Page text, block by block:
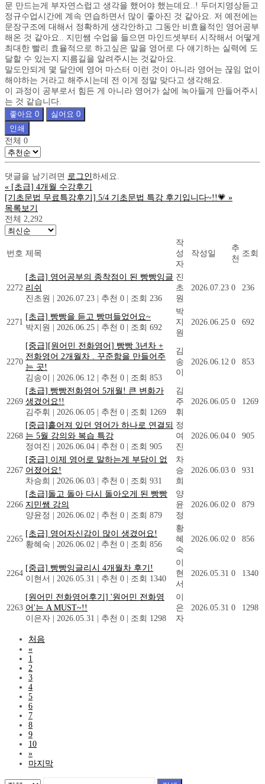
문 만드는게 부자연스럽고 생각을 했어야 했는데요..! 두더지영상듣고
정규수업시간에 계속 연습하면서 많이 좋아진 것 같아요. 저 예전에는
문장구조에 대해서 정확하게 생각안하고 그동안 비효율적인 영어공부
해온 것 같아요.. 지민쌤 수업을 들으면 마인드셋부터 시작해서 어떻게
최대한 빨리 효율적으로 하고싶은 말을 영어로 다 얘기하는 실력에 도
달할 수 있는지 지름길을 알려주시는 것같아요.
말도안되게 몇 달안에 영어 마스터 이런 것이 아니라 영어는 끊임 없이
해야하는 거라고 해주시는데 전 이게 정말 맞다고 생각해요.
이 과정이 공부로서 힘든 게 아니라 영어가 삶에 녹아들게 만들어주시
는 것 같습니다.
좋아요 0 싫어요 0
인쇄
전체 0
댓글을 남기려면 로그인하세요.
« [초급] 4개월 수강후기
[기초문법 무료특강후기] 5/4 기초문법 특강 후기입니다~!!💗 »
목록보기
전체 2,292
번호 제목
작
성
자
작성일
추
천
조회
2272
[초급] 영어공부의 종착점이 된 빵빵잉글
리쉬
진초원 | 2026.07.23 | 추천 0 | 조회 236
진
초
원
2026.07.23 0 236
2271
[초급] 빵빵을 듣고 빵며들었어요~
박지원 | 2026.06.25 | 추천 0 | 조회 692
박
지
원
2026.06.25 0 692
2270
[중급][원어민 전화영어] 빵빵 3년차 +
전화영어 2개월차 . 꾸준함을 만들어주
는 곳!
김송이 | 2026.06.12 | 추천 0 | 조회 853
김
송
이
2026.06.12 0 853
2269
[초급] 빵빵전화영어 5개월! 큰 변화가
생겼어요!!
김주휘 | 2026.06.05 | 추천 0 | 조회 1269
김
주
휘
2026.06.05 0 1269
2268
[중급]흩어져 있던 영어가 하나로 연결되
는 5월 강의와 복습 특강
정여진 | 2026.06.04 | 추천 0 | 조회 905
정
여
진
2026.06.04 0 905
2267
[중급] 이제 영어로 말하는게 부담이 없
어졌어요!
차승희 | 2026.06.03 | 추천 0 | 조회 931
차
승
희
2026.06.03 0 931
2266
[초급]돌고 돌아 다시 돌아오게 된 빵빵
지민쌤 강의
양윤정 | 2026.06.02 | 추천 0 | 조회 879
양
윤
정
2026.06.02 0 879
2265
[초급] 영어자신감이 많이 생겼어요!
황혜숙 | 2026.06.02 | 추천 0 | 조회 856
황
혜
숙
2026.06.02 0 856
2264
[중급] 빵빵잉글리시 4개월차 후기!
이현서 | 2026.05.31 | 추천 0 | 조회 1340
이
현
서
2026.05.31 0 1340
2263
[원어민 전화영어후기] '원어민 전화영
어'는 A MUST~!!
이은자 | 2026.05.31 | 추천 0 | 조회 1298
이
은
자
2026.05.31 0 1298
처음
«
1
2
3
4
5
6
7
8
9
10
»
마지막